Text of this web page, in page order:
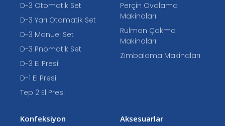
D-3 Otomatik Set
D-3 Yarı Otomatik Set
D-3 Manuel Set
D-3 Pnömatik Set
D-3 El Presi
D-1 El Presi
Tep 2 El Presi
Perçin Ovalama
Makinaları
Rulman Çakma
Makinaları
Zımbalama Makinaları
Konfeksiyon
Aksesuarlar